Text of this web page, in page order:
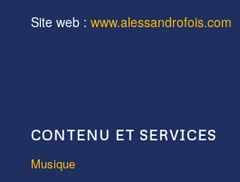
Site web : www.alessandrofois.com
CONTENU ET SERVICES
Musique